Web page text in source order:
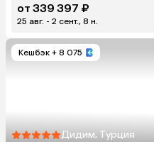
от 339 397 ₽
25 авг. - 2 сент., 8 н.
Кешбэк + 8 075
Дидим, Турция